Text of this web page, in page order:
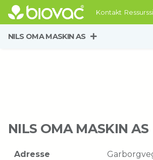
Kontakt
NILS OMA MASKIN AS
NILS OMA MASKIN AS
Adresse